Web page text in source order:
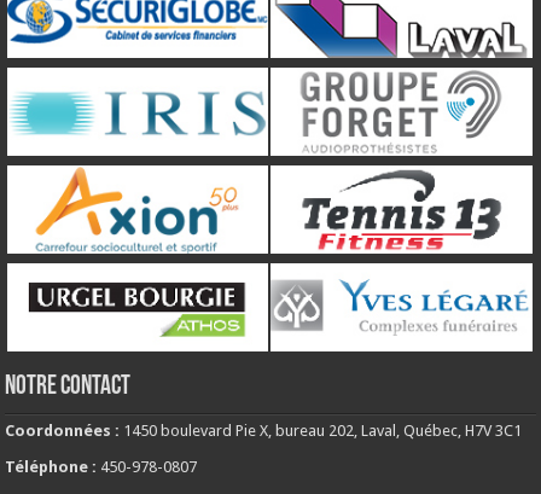
NOTRE CONTACT
Coordonnées : 1450 boulevard Pie X, bureau 202, Laval, Québec, H7V 3C1
Téléphone : 450-978-0807